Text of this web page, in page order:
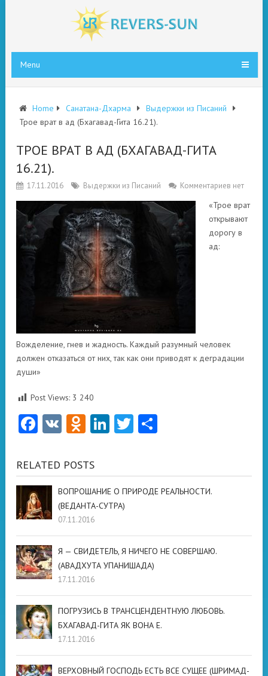
Menu
Home Санатана-Дхарма
Выдержки из Писаний
Трое врат в ад (Бхагавад-Гита 16.21).
ТРОЕ ВРАТ В АД (БХАГАВАД-ГИТА
16.21).
17.11.2016 Выдержки из Писаний Комментариев нет
«Трое врат
открывают
дорогу в
ад:
Вожделение, гнев и жадность. Каждый разумный человек
должен отказаться от них, так как они приводят к деградации
души»
Post Views: 3 240
Facebook
VK Odnoklassniki
LinkedIn
Twitter
RELATED POSTS
ВОПРОШАНИЕ О ПРИРОДЕ РЕАЛЬНОСТИ.
(ВЕДАНТА-СУТРА)
07.11.2016
Я — СВИДЕТЕЛЬ, Я НИЧЕГО НЕ СОВЕРШАЮ.
(АВАДХУТА УПАНИШАДА)
17.11.2016
ПОГРУЗИСЬ В ТРАНСЦЕНДЕНТНУЮ ЛЮБОВЬ.
БХАГАВАД-ГИТА ЯК ВОНА Е.
17.11.2016
ВЕРХОВНЫЙ ГОСПОДЬ ЕСТЬ ВСЕ СУЩЕЕ (ШРИМАД-